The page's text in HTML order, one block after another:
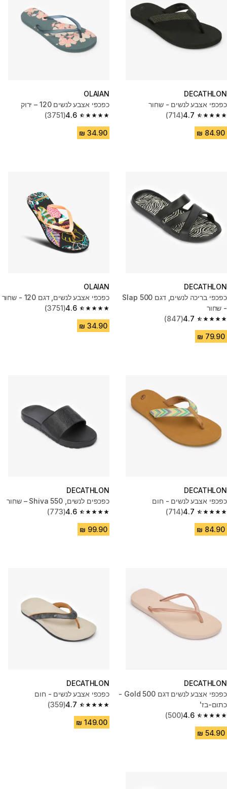
DECATHLON
כפכפי אצבע לנשים - שחור
4.7
4.7 out of 5 stars from 714 reviews
(714)
OLAIAN
כפכפי אצבע לנשים 120 – ירוק
4.6
4.6 out of 5 stars from 3751 reviews
(3751)
DECATHLON
כפכפי בריכה לנשים, דגם Slap 500
- שחור
4.7
4.7 out of 5 stars from 847 reviews
(847)
OLAIAN
כפכפי אצבע לנשים, דגם 120 - שחור
4.6
4.6 out of 5 stars from 3751 reviews
(3751)
DECATHLON
כפכפי אצבע לנשים - חום
4.7
4.7 out of 5 stars from 714 reviews
(714)
DECATHLON
כפכפים לנשים, 550 Shiva – שחור
4.6
4.6 out of 5 stars from 773 reviews
(773)
DECATHLON
כפכפי אצבע לנשים דגם 500 Gold -
כתום-בז'
4.6
4.6 out of 5 stars from 500 reviews
(500)
DECATHLON
כפכפי אצבע לנשים - חום
4.7
4.7 out of 5 stars from 359 reviews
(359)